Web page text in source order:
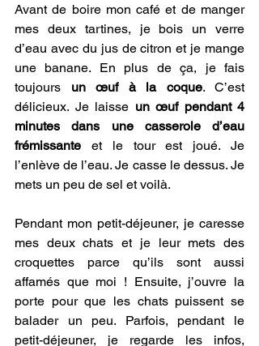
Avant de boire mon café et de manger
mes deux tartines, je bois un verre
d’eau avec du jus de citron et je mange
une banane. En plus de ça, je fais
toujours un œuf à la coque. C’est
délicieux. Je laisse un œuf pendant 4
minutes dans une casserole d’eau
frémissante et le tour est joué. Je
l’enlève de l’eau. Je casse le dessus. Je
mets un peu de sel et voilà.
Pendant mon petit-déjeuner, je caresse
mes deux chats et je leur mets des
croquettes parce qu’ils sont aussi
affamés que moi ! Ensuite, j’ouvre la
porte pour que les chats puissent se
balader un peu. Parfois, pendant le
petit-déjeuner, je regarde les infos,